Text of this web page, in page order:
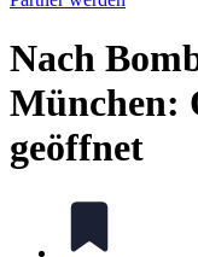
Nach
München:
geöffnet